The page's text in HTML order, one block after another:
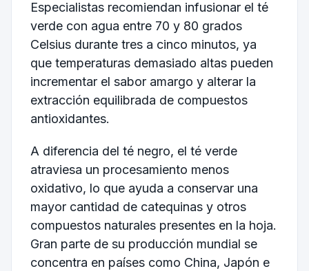
Especialistas recomiendan infusionar el té
verde con agua entre 70 y 80 grados
Celsius durante tres a cinco minutos, ya
que temperaturas demasiado altas pueden
incrementar el sabor amargo y alterar la
extracción equilibrada de compuestos
antioxidantes.
A diferencia del té negro, el té verde
atraviesa un procesamiento menos
oxidativo, lo que ayuda a conservar una
mayor cantidad de catequinas y otros
compuestos naturales presentes en la hoja.
Gran parte de su producción mundial se
concentra en países como China, Japón e